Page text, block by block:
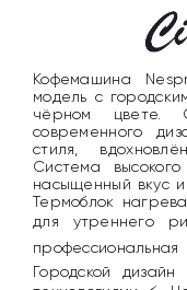
Кофемашина
модель с
чёрном цвете.
современного
стиля,
Система
насыщенный вкус
Термоблок
для утреннего
Городской